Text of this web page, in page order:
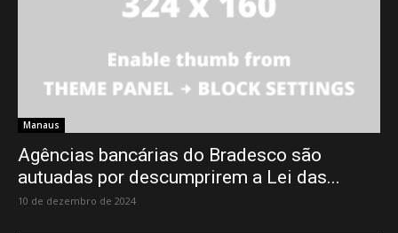
Manaus
Agências bancárias do Bradesco são
autuadas por descumprirem a Lei das...
10 de dezembro de 2024